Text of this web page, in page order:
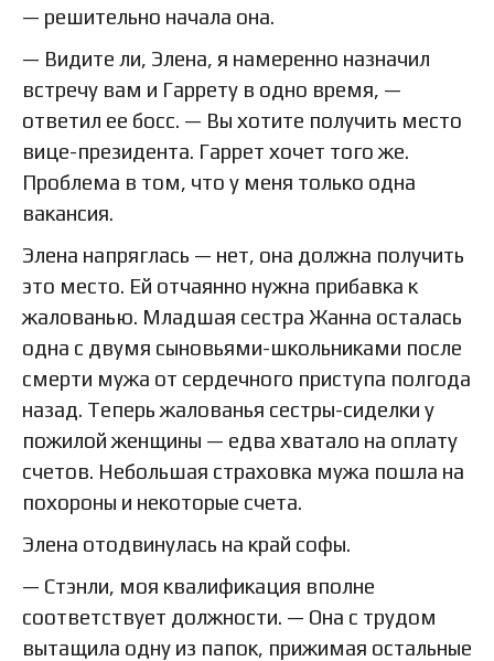
— решительно начала она.
— Видите ли, Элена, я намеренно назначил
встречу вам и Гаррету в одно время, —
ответил ее босс. — Вы хотите получить место
вице-президента. Гаррет хочет того же.
Проблема в том, что у меня только одна
вакансия.
Элена напряглась — нет, она должна получить
это место. Ей отчаянно нужна прибавка к
жалованью. Младшая сестра Жанна осталась
одна с двумя сыновьями-школьниками после
смерти мужа от сердечного приступа полгода
назад. Теперь жалованья сестры-сиделки у
пожилой женщины — едва хватало на оплату
счетов. Небольшая страховка мужа пошла на
похороны и некоторые счета.
Элена отодвинулась на край софы.
— Стэнли, моя квалификация вполне
соответствует должности. — Она с трудом
вытащила одну из папок, прижимая остальные